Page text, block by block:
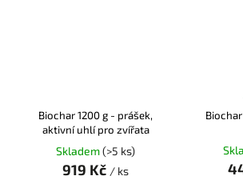
Biochar 1200 g - prášek,
aktivní uhlí pro zvířata
Skladem(>5 ks)
919 Kč / ks
Biochar